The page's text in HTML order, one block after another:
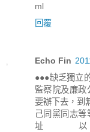
ml
回覆
Echo Fin
●●●缺乏獨立
監察院及廉政
要辦下去，到
己同黨同志
址